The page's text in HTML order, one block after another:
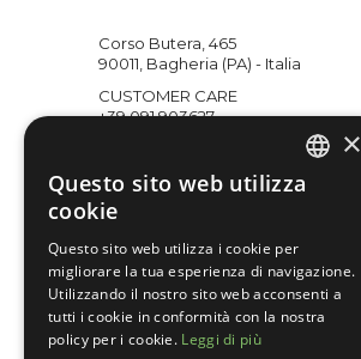
Corso Butera, 465
90011, Bagheria (PA) - Italia
CUSTOMER CARE
+39 091 903627
×
Questo sito web utilizza
cookie
Questo sito web utilizza i cookie per
migliorare la tua esperienza di navigazione.
Utilizzando il nostro sito web acconsenti a
tutti i cookie in conformità con la nostra
policy per i cookie. Leggi di più